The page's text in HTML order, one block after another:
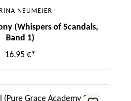
NEUMEIER
(Whispers of Scandals,
Band 1)
16,95 €*